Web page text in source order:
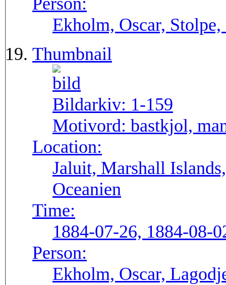
Ekholm, Oscar,
Thumbnail
Bildarkiv: 1-159
Motivord: bastkjol,
Location:
Jaluit, Marshall
Oceanien
Time:
1884-07-26, 1884-08-
Person:
Ekholm, Oscar,